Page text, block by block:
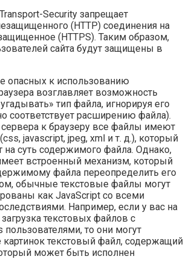
Security запрещает
(HTTP) соединения на
(HTTPS). Таким образом,
сайта будут защищены в
опасных к использованию
возглавляет возможность
тип файла, игнорируя его
соответствует расширению файла).
сервера к браузеру все файлы имеют
javascript, jpeg, xml и т. д.), который
на суть содержимого файла. Однако,
встроенный механизм, который
файла переопределить его
обычные текстовые файлы могут
как JavaScript со всеми
Например, если у вас на
текстовых файлов с
то они могут
картинок текстовый файл, содержащий
может быть исполнен